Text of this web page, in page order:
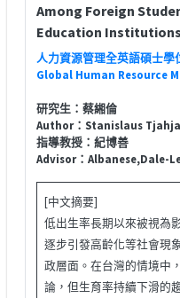
Among Foreign
Education Institutions
人力資源管理全英語碩士學
Global Human Resource
研究生：蔡緗倫
Author：Stanislaus
指導教授：紀博善
Advisor：Albanese,Dale-
[中文摘要]
低出生率長期以來被視為
逐步引發高齡化等社會現
政層面。在台灣的情境中
論，但生育率持續下滑的